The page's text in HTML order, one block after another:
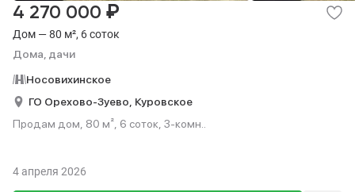
Дом — 80 м², 6 соток
Дома, дачи
4 270 000 ₽
Носовихинское
ГО Орехово-Зуево, Куровское
Продам дом, 80 м², 6 соток, 3-комн..
4 апреля 2026